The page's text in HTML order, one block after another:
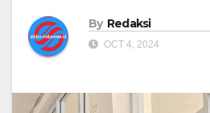
By Redaksi
OCT 4, 2024